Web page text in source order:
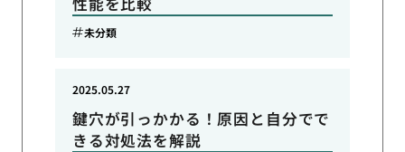
未分類
鍵穴が引っかかる！原因と自分でで
きる対処法を解説
2025.05.27